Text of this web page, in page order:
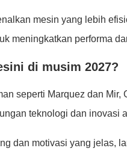
mesin yang lebih
meningkatkan performa
di musim 2027?
seperti Marquez dan
teknologi dan inovasi
dan motivasi yang jelas,